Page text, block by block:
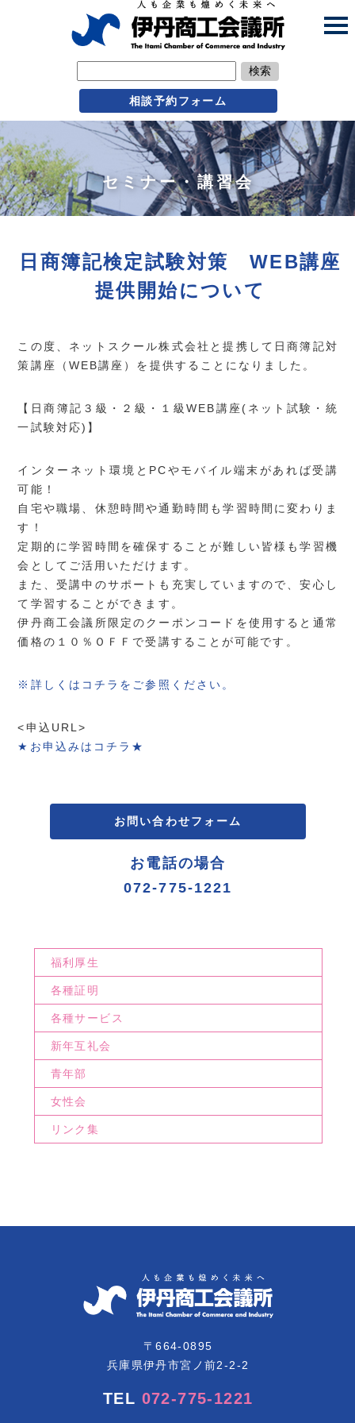
検索
相談予約フォーム
セミナー・講習会
日商簿記検定試験対策 WEB講座
提供開始について
この度、ネットスクール株式会社と提携して日商簿記対
策講座（WEB講座）を提供することになりました。
【日商簿記３級・２級・１級WEB講座(ネット試験・統
一試験対応)】
インターネット環境とPCやモバイル端末があれば受講
可能！
自宅や職場、休憩時間や通勤時間も学習時間に変わりま
す！
定期的に学習時間を確保することが難しい皆様も学習機
会としてご活用いただけます。
また、受講中のサポートも充実していますので、安心し
て学習することができます。
伊丹商工会議所限定のクーポンコードを使用すると通常
価格の１０％ＯＦＦで受講することが可能です。
※詳しくはコチラをご参照ください。
<申込URL>
★お申込みはコチラ★
お問い合わせフォーム
お電話の場合
072-775-1221
福利厚生
各種証明
各種サービス
新年互礼会
青年部
女性会
リンク集
〒664-0895
兵庫県伊丹市宮ノ前2-2-2
TEL 072-775-1221